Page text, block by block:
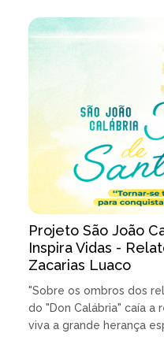
Projeto São João
Inspira Vidas -
Zacarias Luaco
"Sobre os ombros dos
do "Don Calábria" caía a
viva a grande herança